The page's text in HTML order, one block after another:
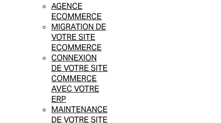
AGENCE
ECOMMERCE
MIGRATION DE
VOTRE SITE
ECOMMERCE
CONNEXION
DE VOTRE SITE
COMMERCE
AVEC VOTRE
ERP
MAINTENANCE
DE VOTRE SITE